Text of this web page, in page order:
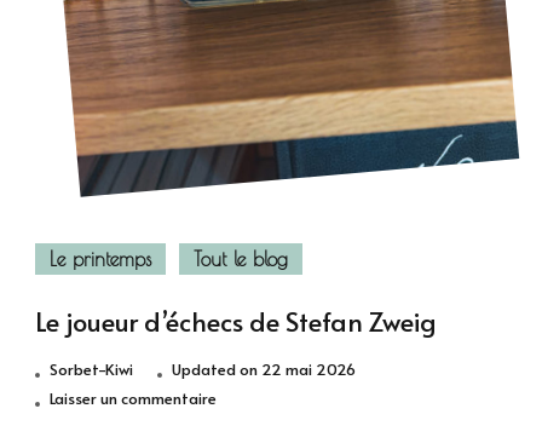
Le printemps Tout le blog
Le joueur d’échecs de Stefan Zweig
Sorbet-Kiwi Updated on 22 mai 2026
Laisser un commentairesur